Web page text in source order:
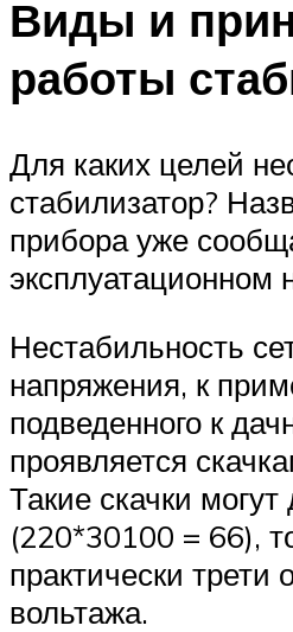
Виды и
работы
Для каких целей
стабилизатор?
прибора уже
эксплуатационном
Нестабильность
напряжения, к
подведенного к
проявляется
Такие скачки могут
(220*30100 = 66),
практически трети
вольтажа.